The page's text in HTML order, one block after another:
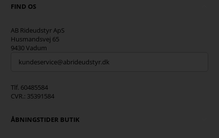
FIND OS
AB Rideudstyr ApS
Husmandsvej 65
9430 Vadum
kundeservice@abrideudstyr.dk
Tlf. 60485584
CVR.: 35391584
ÅBNINGSTIDER BUTIK